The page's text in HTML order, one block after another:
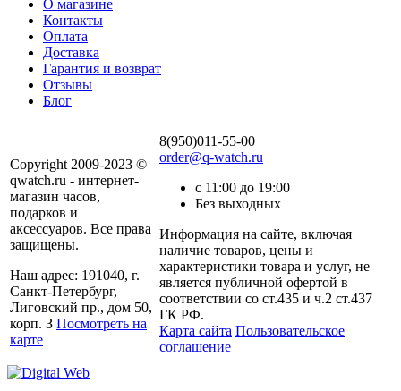
О магазине
Контакты
Оплата
Доставка
Гарантия и возврат
Отзывы
Блог
Copyright 2009-2023 ©
qwatch.ru - интернет-
магазин часов,
подарков и
аксессуаров. Все права
защищены.
Наш адрес: 191040, г.
Санкт-Петербург,
Лиговский пр., дом 50,
корп. З Посмотреть на
карте
8(950)011-55-00
order@q-watch.ru
с 11:00 до 19:00
Без выходных
Информация на сайте, включая
наличие товаров, цены и
характеристики товара и услуг, не
является публичной офертой в
соответствии со ст.435 и ч.2 ст.437
ГК РФ.
Карта сайта Пользовательское
соглашение